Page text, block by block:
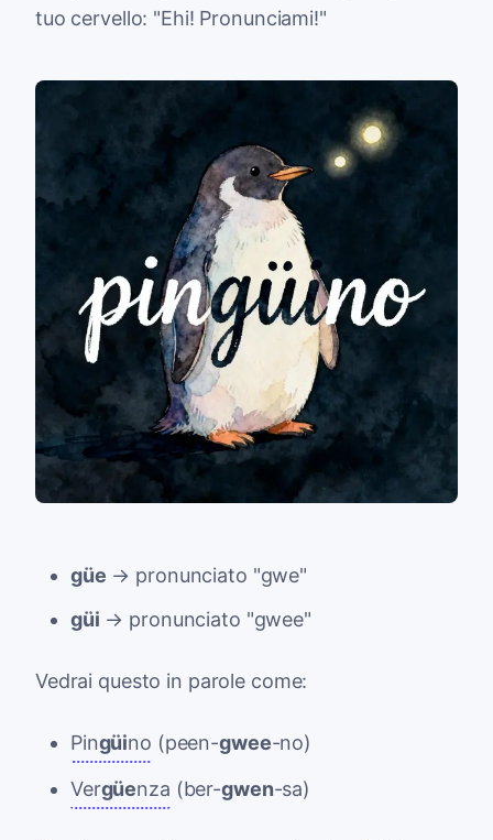
tuo cervello: "Ehi! Pronunciami!"
güe → pronunciato "gwe"
güi → pronunciato "gwee"
Vedrai questo in parole come:
Pingüino (peen-gwee-no)
Vergüenza (ber-gwen-sa)